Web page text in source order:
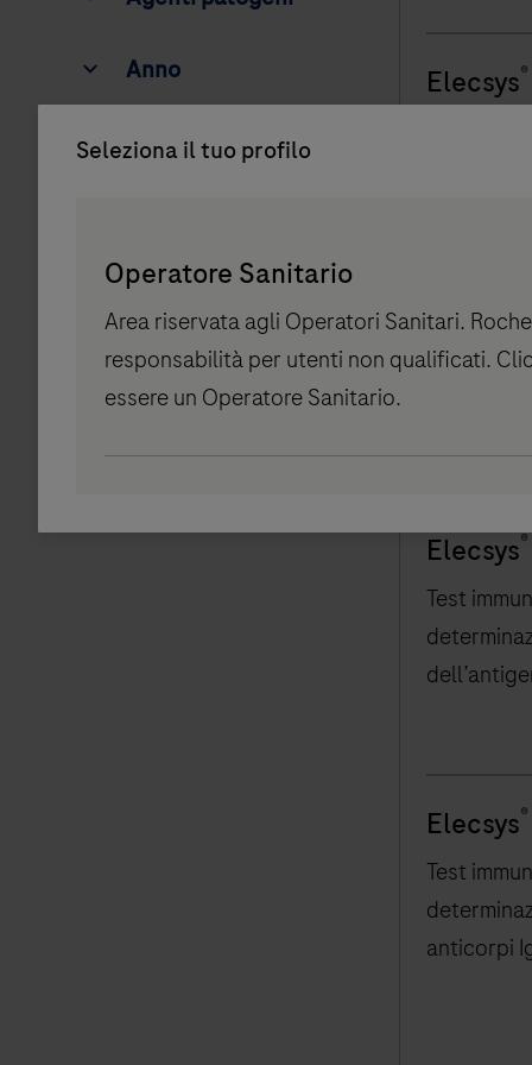
Anno
Anno
rdoe_facetCategor
Elecsys®
che
per le
Elecsys
Test
Elecsys®
Test
Elecsys®
Test
anticorpi
Seleziona il tuo profilo
component
Operatore Sanitario
Area riservata agli Operatori Sanitari.
responsabilità per utenti non qualificati.
essere un Operatore Sanitario.